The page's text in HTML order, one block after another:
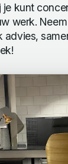
je kunt
werk.
advies,